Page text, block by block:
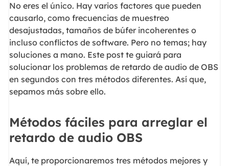
No eres el único. Hay varios factores que pueden
causarlo, como frecuencias de muestreo
desajustadas, tamaños de búfer incoherentes o
incluso conflictos de software. Pero no temas; hay
soluciones a mano. Este post te guiará para
solucionar los problemas de retardo de audio de OBS
en segundos con tres métodos diferentes. Así que,
sepamos más sobre ello.
Métodos fáciles para arreglar el
retardo de audio OBS
Aquí, te proporcionaremos tres métodos mejores y